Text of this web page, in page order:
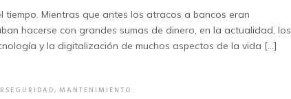
Mientras que antes los atracos a bancos eran
hacerse con grandes sumas de dinero, en la actualidad, los
y la digitalización de muchos aspectos de la vida […]
, MANTENIMIENTO